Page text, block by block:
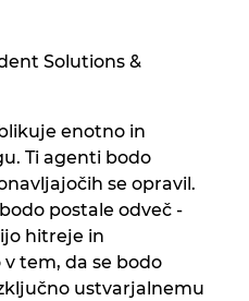
Solutions &
enotno in
Ti agenti bodo
se opravil.
postale odveč -
hitreje in
tem, da se bodo
ustvarjalnemu